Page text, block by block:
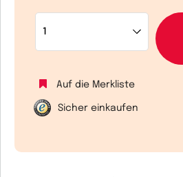
Auf die Merkliste
Sicher einkaufen